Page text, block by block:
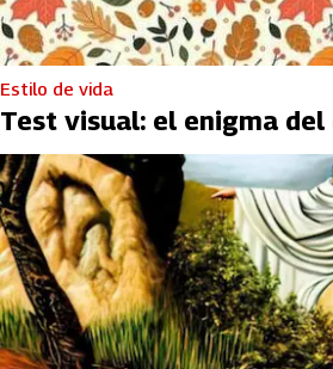
Estilo de vida
Test visual: el enigma del